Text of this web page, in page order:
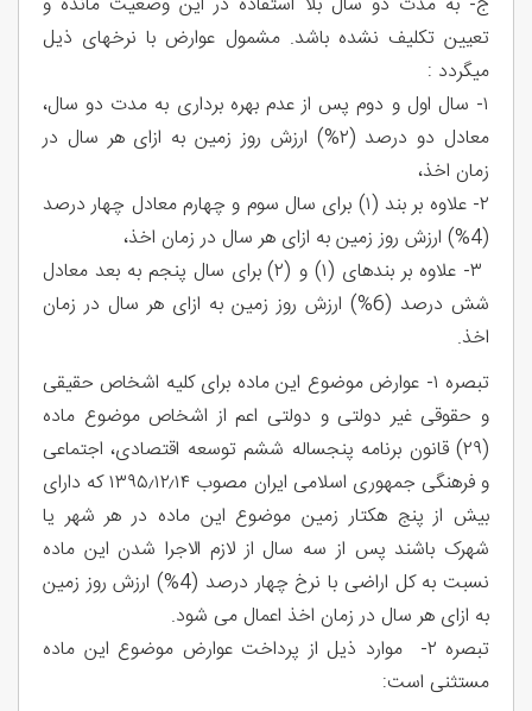
تعیین تکلیف نشده باشد. مشمول عوارض با نرخهای ذیل
میگردد :
۱- سال اول و دوم پس از عدم بهره برداری به مدت دو سال،
معادل دو درصد (۲%) ارزش روز زمین به ازای هر سال در
زمان اخذ،
۲- علاوه بر بند (۱) برای سال سوم و چهارم معادل چهار درصد
(4%) ارزش روز زمین به ازای هر سال در زمان اخذ،
۳- علاوه بر بندهای (۱) و (۲) برای سال پنجم به بعد معادل
شش درصد (6%) ارزش روز زمین به ازای هر سال در زمان
اخذ.
تبصره ۱- عوارض موضوع این ماده برای کلیه اشخاص حقیقی
و حقوقی غیر دولتی و دولتی اعم از اشخاص موضوع ماده
(۲۹) قانون برنامه پنجساله ششم توسعه اقتصادی، اجتماعی
و فرهنگی جمهوری اسلامی ایران مصوب ۱۳۹۵٫۱۲٫۱۴ که دارای
بیش از پنج هکتار زمین موضوع این ماده در هر شهر یا
شهرک باشند پس از سه سال از لازم الاجرا شدن این ماده
نسبت به کل اراضی با نرخ چهار درصد (4%) ارزش روز زمین
به ازای هر سال در زمان اخذ اعمال می شود.
تبصره ۲- موارد ذیل از پرداخت عوارض موضوع این ماده
مستثنی است: